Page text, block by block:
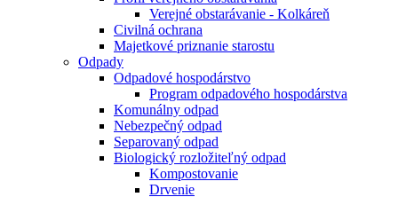
Verejné obstarávanie - Kolkáreň
Civilná ochrana
Majetkové priznanie starostu
Odpady
Odpadové hospodárstvo
Program odpadového hospodárstva
Komunálny odpad
Nebezpečný odpad
Separovaný odpad
Biologický rozložiteľný odpad
Kompostovanie
Drvenie